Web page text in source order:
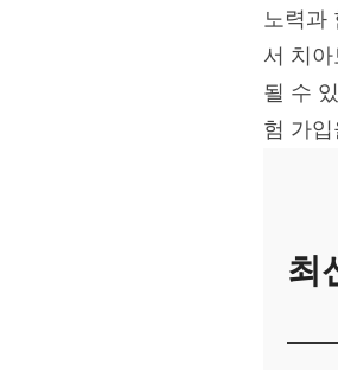
노력과
서 치
될 수
험 가
최